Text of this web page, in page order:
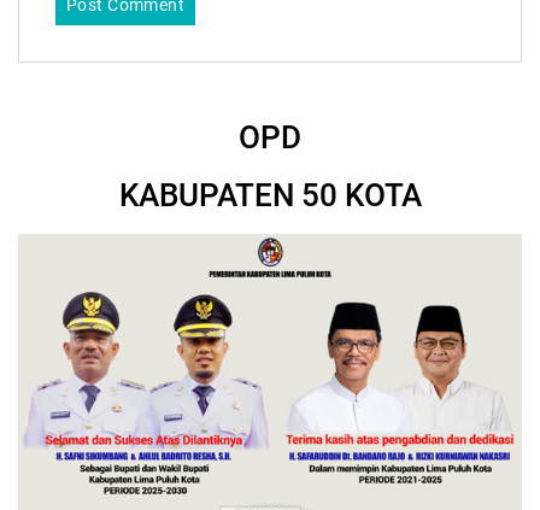
OPD
KABUPATEN 50 KOTA